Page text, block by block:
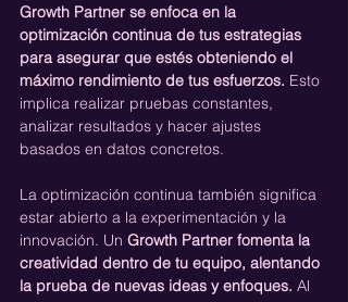
Growth Partner se enfoca en la
optimización continua de tus estrategias
para asegurar que estés obteniendo el
máximo rendimiento de tus esfuerzos. Esto
implica realizar pruebas constantes,
analizar resultados y hacer ajustes
basados en datos concretos.
La optimización continua también significa
estar abierto a la experimentación y la
innovación. Un Growth Partner fomenta la
creatividad dentro de tu equipo, alentando
la prueba de nuevas ideas y enfoques. Al